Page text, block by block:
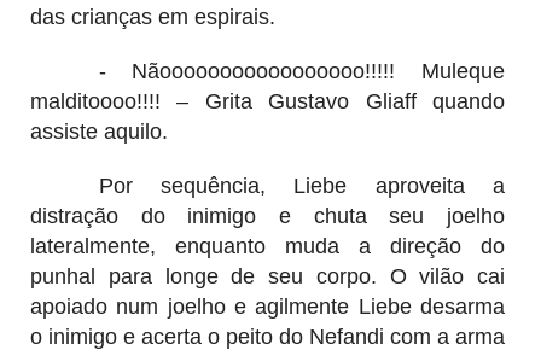
das crianças em espirais.
- Nãooooooooooooooooo!!!!! Muleque
malditoooo!!!! – Grita Gustavo Gliaff quando
assiste aquilo.
Por sequência, Liebe aproveita a
distração do inimigo e chuta seu joelho
lateralmente, enquanto muda a direção do
punhal para longe de seu corpo. O vilão cai
apoiado num joelho e agilmente Liebe desarma
o inimigo e acerta o peito do Nefandi com a arma